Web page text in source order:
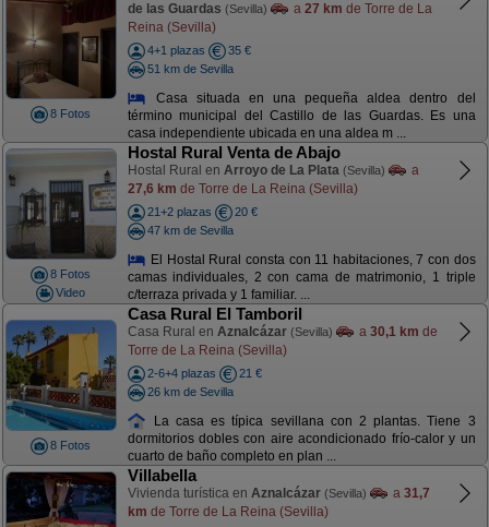
8 Fotos
de las Guardas (Sevilla) a 27 km de Torre de La
Reina (Sevilla)
4+1 plazas
35 €
51 km de Sevilla
Casa situada en una pequeña aldea dentro del
término municipal del Castillo de las Guardas. Es una
casa independiente ubicada en una aldea m ...
8 Fotos
Video
Hostal Rural Venta de Abajo
Hostal Rural en Arroyo de La Plata (Sevilla)
a
27,6 km de Torre de La Reina (Sevilla)
21+2 plazas
20 €
47 km de Sevilla
El Hostal Rural consta con 11 habitaciones, 7 con dos
camas individuales, 2 con cama de matrimonio, 1 triple
c/terraza privada y 1 familiar. ...
8 Fotos
Casa Rural El Tamboril
Casa Rural en Aznalcázar (Sevilla) a 30,1 km de
Torre de La Reina (Sevilla)
2-6+4 plazas
21 €
26 km de Sevilla
La casa es típica sevillana con 2 plantas. Tiene 3
dormitorios dobles con aire acondicionado frío-calor y un
cuarto de baño completo en plan ...
Villabella
Vivienda turística en Aznalcázar (Sevilla) a 31,7
km de Torre de La Reina (Sevilla)